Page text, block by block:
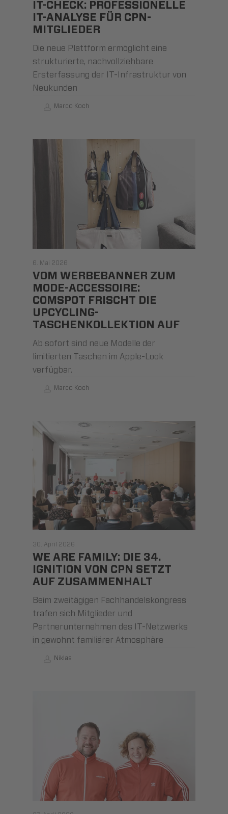
IT-CHECK: PROFESSIONELLE
IT-ANALYSE FÜR CPN-
MITGLIEDER
Die neue Plattform ermöglicht eine
strukturierte, nachvollziehbare
Ersterfassung der IT-Infrastruktur von
Neukunden
Marco Koch
6. Mai 2026
VOM WERBEBANNER ZUM
MODE-ACCESSOIRE:
COMSPOT FRISCHT DIE
UPCYCLING-
TASCHENKOLLEKTION AUF
Ab sofort sind neue Modelle der
limitierten Taschen im Apple-Look
verfügbar.
Marco Koch
30. April 2026
WE ARE FAMILY: DIE 34.
IGNITION VON CPN SETZT
AUF ZUSAMMENHALT
Beim zweitägigen Fachhandelskongress
trafen sich Mitglieder und
Partnerunternehmen des IT-Netzwerks
in gewohnt familiärer Atmosphäre
Niklas